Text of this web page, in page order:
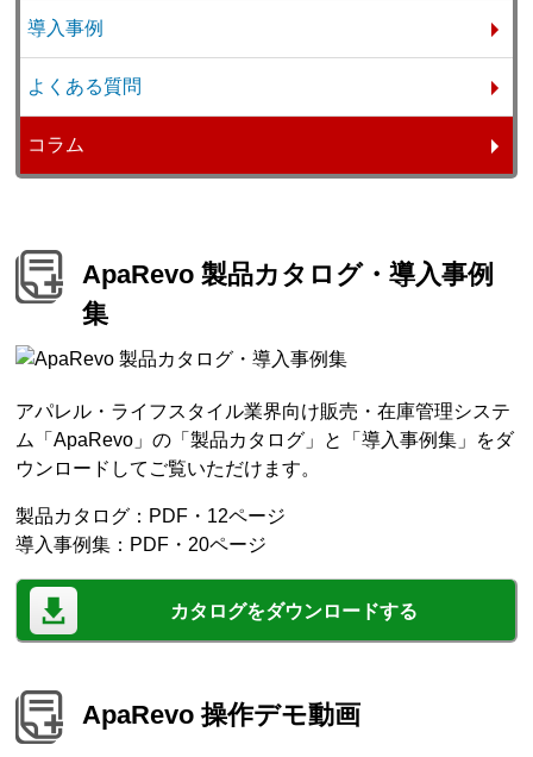
導入事例
よくある質問
コラム
ApaRevo 製品カタログ・導入事例
集
アパレル・ライフスタイル業界向け販売・在庫管理システ
ム「ApaRevo」の「製品カタログ」と「導入事例集」をダ
ウンロードしてご覧いただけます。
製品カタログ：PDF・12ページ
導入事例集：PDF・20ページ
カタログをダウンロードする
ApaRevo 操作デモ動画